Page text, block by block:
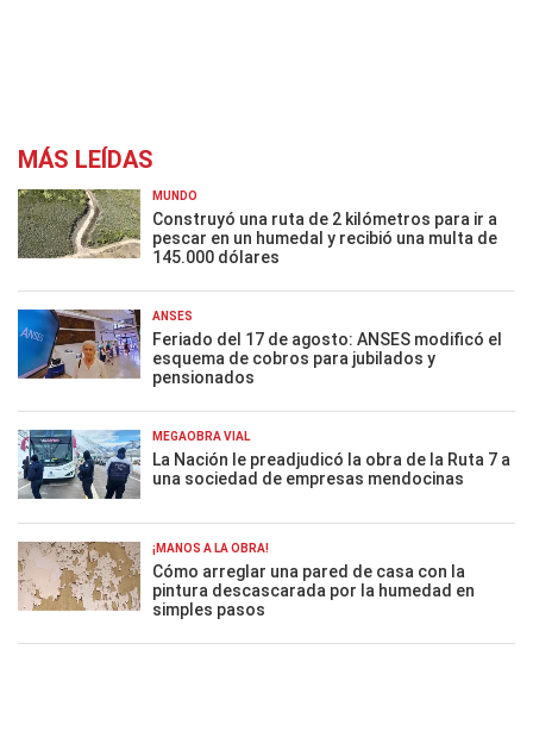
MÁS LEÍDAS
MUNDO
Construyó una ruta de 2 kilómetros para ir a
pescar en un humedal y recibió una multa de
145.000 dólares
ANSES
Feriado del 17 de agosto: ANSES modificó el
esquema de cobros para jubilados y
pensionados
MEGAOBRA VIAL
La Nación le preadjudicó la obra de la Ruta 7 a
una sociedad de empresas mendocinas
¡MANOS A LA OBRA!
Cómo arreglar una pared de casa con la
pintura descascarada por la humedad en
simples pasos